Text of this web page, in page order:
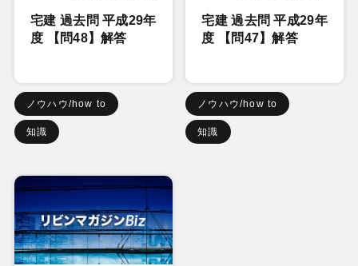
宅建 過去問 平成29年
度 【問48】解答
ノウハウ/how to
知識
宅建 過去問 平成29年
度 【問47】解答
ノウハウ/how to
知識